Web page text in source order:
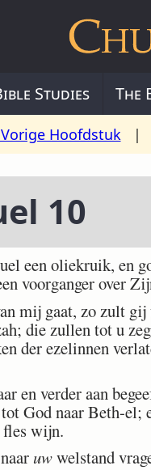
Studies The
Hoofdstuk|
10
een oliekruik, en
voorganger over
mij gaat, zo zult gij
die zullen tot u
der ezelinnen
en verder aan
God naar Beth-el;
fles wijn.
uwwelstand